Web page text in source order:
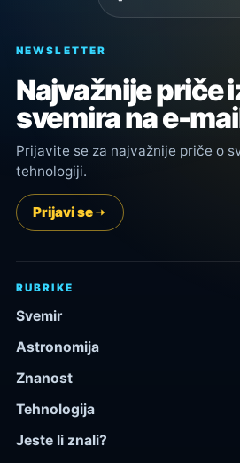
NEWSLETTER
Najvažnije priče
svemira na e-
Prijavite se za najvažnije priče o
tehnologiji.
Prijavi se
RUBRIKE
Svemir
Astronomija
Znanost
Tehnologija
Jeste li znali?